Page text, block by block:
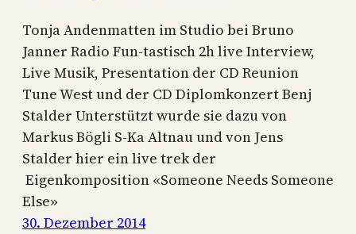
Tonja Andenmatten im Studio bei Bruno
Janner Radio Fun-tastisch 2h live Interview,
Live Musik, Presentation der CD Reunion
Tune West und der CD Diplomkonzert Benj
Stalder Unterstützt wurde sie dazu von
Markus Bögli S-Ka Altnau und von Jens
Stalder hier ein live trek der
Eigenkomposition «Someone Needs Someone
Else»
30. Dezember 2014